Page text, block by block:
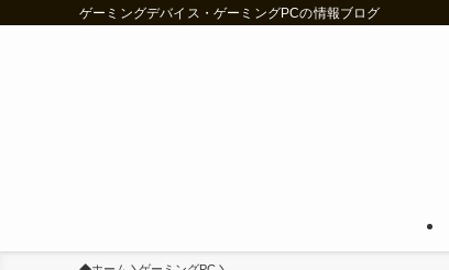
ゲーミングデバイス・ゲーミングPCの情報ブログ